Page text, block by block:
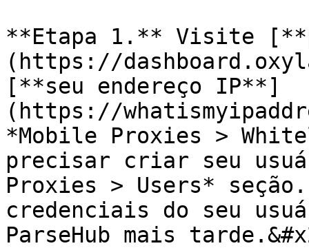
**Etapa 1.** Visite
(https://
[**seu endereço IP**]
(https://
*Mobile Proxies >
precisar criar seu
Proxies > Users*
credenciais do seu
ParseHub mais